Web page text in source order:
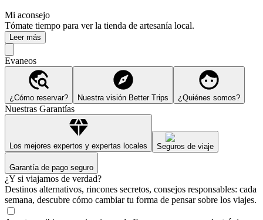
Mi aconsejo
Tómate tiempo para ver la tienda de artesanía local.
Leer más
Evaneos
¿Cómo reservar? Nuestra visión Better Trips ¿Quiénes somos?
Nuestras Garantías
Los mejores expertos y expertas locales Seguros de viaje
Garantía de pago seguro
¿Y si viajamos de verdad?
Destinos alternativos, rincones secretos, consejos responsables: cada
semana, descubre cómo cambiar tu forma de pensar sobre los viajes.